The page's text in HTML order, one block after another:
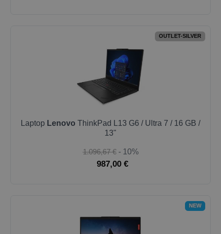
OUTLET-SILVER
Laptop Lenovo ThinkPad L13 G6 / Ultra 7 / 16 GB /
13"
1.096,67 € - 10%
987,00 €
NEW